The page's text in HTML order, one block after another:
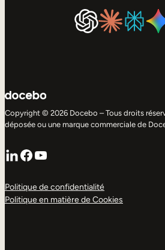
Copyright © 2026 Docebo – Tous droits
déposée ou une marque commerciale de
LinkedIn
Facebook
YouTube
Politique de confidentialité
Politique en matière de Cookies